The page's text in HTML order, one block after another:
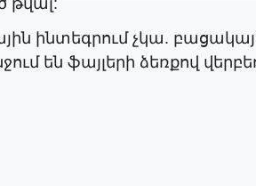
ինտեգրում չկա.
են ֆայլերի ձեռքով